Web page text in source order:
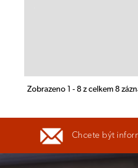
Zobrazeno 1 - 8 z celkem 8
Chcete být